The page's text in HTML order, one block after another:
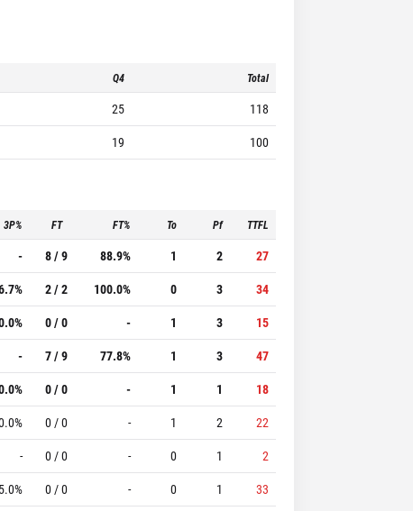
Q4 Total
25
118
19 100
3P% FT FT% To Pf TTFL
- 8 / 9 88.9% 1 2
27
2 / 2 100.0% 0 3
34
0 / 0 - 1 3
15
- 7 / 9 77.8% 1 3
47
0 / 0 - 1 1
18
0 / 0 - 1 2
22
- 0 / 0 - 0 1
2
0 / 0 - 0 1
33